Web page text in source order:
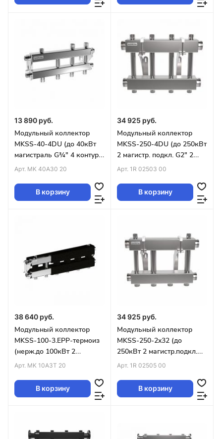
13 890 руб.
Модульный коллектор
MKSS-40-4DU (до 40кВт
магистраль G¾″ 4 контура
G¾″ из них 2вниз 1вверх
Арт. MK 40A30 20
В корзину
34 925 руб.
Модульный коллектор
MKSS-250-4DU (до 250кВт
2 магистр. подкл. G2″ 2
контура G1″ вверх и 2
Арт. 1R 02503 00
В корзину
38 640 руб.
Модульный коллектор
MKSS-100-3.EPP-термоиз
(нерж.до 100кВт 2
маг.подкл.G1¼″ 3 конт G1″
Арт. MK 10A3T 20
В корзину
34 925 руб.
Модульный коллектор
MKSS-250-2x32 (до
250кВт 2 магистр.подкл.
G2″ 2 контура G1¼″ вверх
Арт. 1R 02505 00
В корзину